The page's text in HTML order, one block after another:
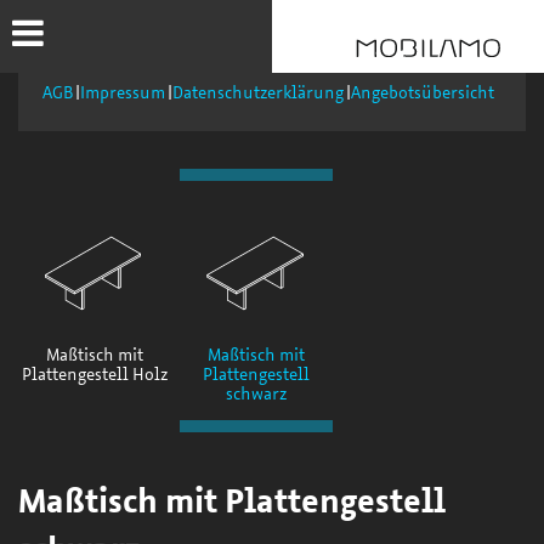
AGB Impressum Datenschutzerklärung Angebotsübersicht
Maßtisch mit
Plattengestell Holz
Maßtisch mit
Plattengestell
schwarz
Maßtisch mit Plattengestell